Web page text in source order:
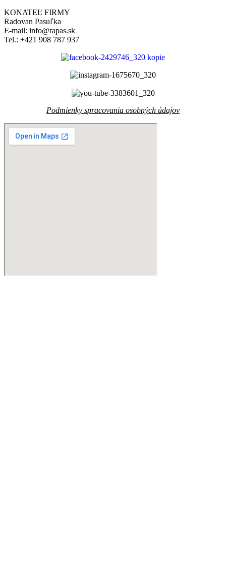
KONATEĽ FIRMY
Radovan Pasuľka
E-mail: info@rapas.sk
Tel.: +421 908 787 937
Podmienky spracovania osobných údajov